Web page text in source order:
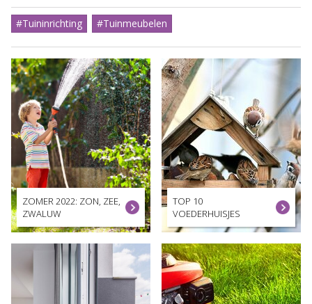
#Tuininrichting #Tuinmeubelen
ZOMER 2022: ZON, ZEE,
ZWALUW
TOP 10
VOEDERHUISJES